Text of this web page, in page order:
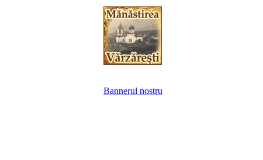
Bannerul nostru